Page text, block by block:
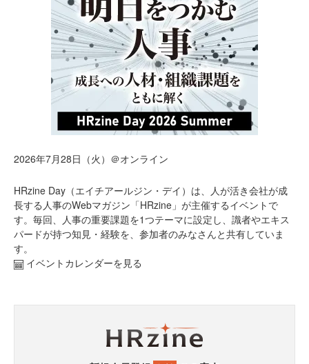
2026年7月28日（火）＠オンライン
HRzine Day（エイチアールジン・デイ）は、人が活き会社が成
長する人事のWebマガジン「HRzine」が主催するイベントで
す。毎回、人事の重要課題を1つテーマに設定し、識者やエキス
パードが持つ知見・経験を、参加者のみなさんと共有していま
す。
イベントカレンダーを見る